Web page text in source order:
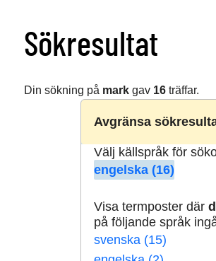
Sökresultat
Din sökning på markgav 16träffar.
Avgränsa
Välj källspråk för
engelska (16)
Visa termposter där
på följande språk
svenska (15)